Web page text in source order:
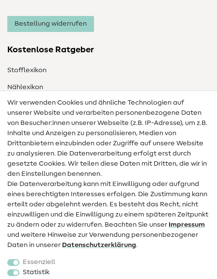
Bestellung widerrufen
Kostenlose Ratgeber
Stofflexikon
Nählexikon
Nähanleitungen
Hilfe & Kontakt
Kontakt
Infos zum Betreiberwechsel
Widerrufsrecht
Beliebt
Stoffe
Sale
Wir verwenden Cookies und ähnliche Technologien auf
unserer Website und verarbeiten personenbezogene Daten
von Besucher:innen unserer Webseite (z.B. IP-Adresse), um z.B.
Inhalte und Anzeigen zu personalisieren, Medien von
Drittanbietern einzubinden oder Zugriffe auf unsere Website
zu analysieren. Die Datenverarbeitung erfolgt erst durch
gesetzte Cookies. Wir teilen diese Daten mit Dritten, die wir in
den Einstellungen benennen.
Die Datenverarbeitung kann mit Einwilligung oder aufgrund
eines berechtigten Interesses erfolgen. Die Zustimmung kann
erteilt oder abgelehnt werden. Es besteht das Recht, nicht
einzuwilligen und die Einwilligung zu einem späteren Zeitpunkt
zu ändern oder zu widerrufen. Beachten Sie unser Impressum
und weitere Hinweise zur Verwendung personenbezogener
Daten in unserer Daten­schutz­erklärung.
Essenziell
Statistik